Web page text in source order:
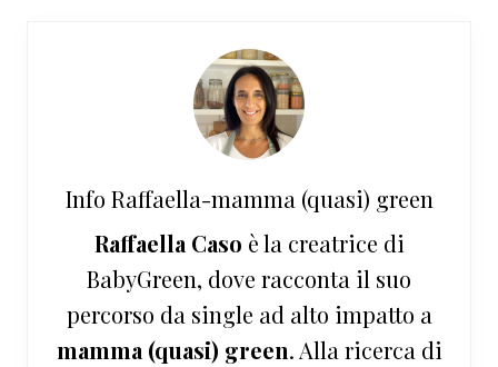
Info Raffaella-mamma (quasi) green
Raffaella Caso è la creatrice di
BabyGreen, dove racconta il suo
percorso da single ad alto impatto a
mamma (quasi) green. Alla ricerca di